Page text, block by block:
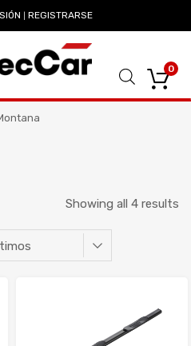
REGISTRARSE
0
Showing all 4 results